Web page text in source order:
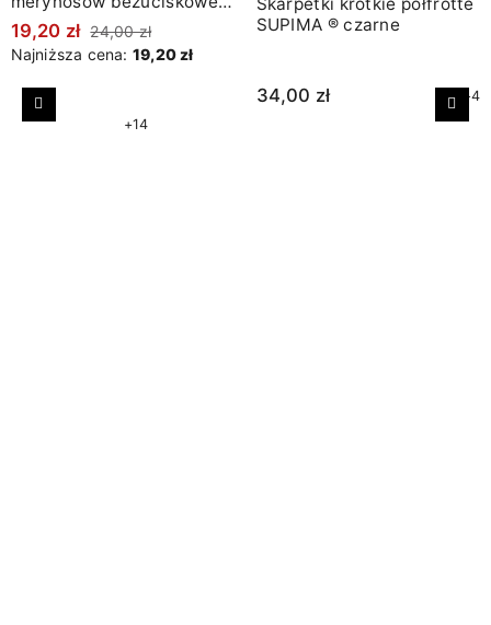
w prążki błękitne
19,20 zł 24,00 zł
Najniższa cena: 19,20 zł
+14
SUPIMA ® czarne
34,00 zł +4
Poprzedni